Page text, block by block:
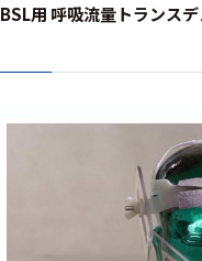
BSL用 呼吸流量トランス